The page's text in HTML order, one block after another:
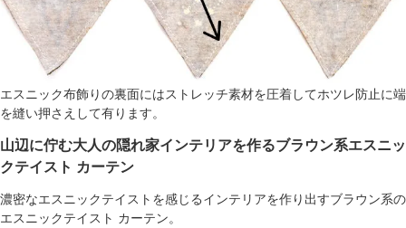
エスニック布飾りの裏面にはストレッチ素材を圧着してホツレ防止に端
を縫い押さえして有ります。
山辺に佇む大人の隠れ家インテリアを作るブラウン系エスニッ
クテイスト カーテン
濃密なエスニックテイストを感じるインテリアを作り出すブラウン系の
エスニックテイスト カーテン。